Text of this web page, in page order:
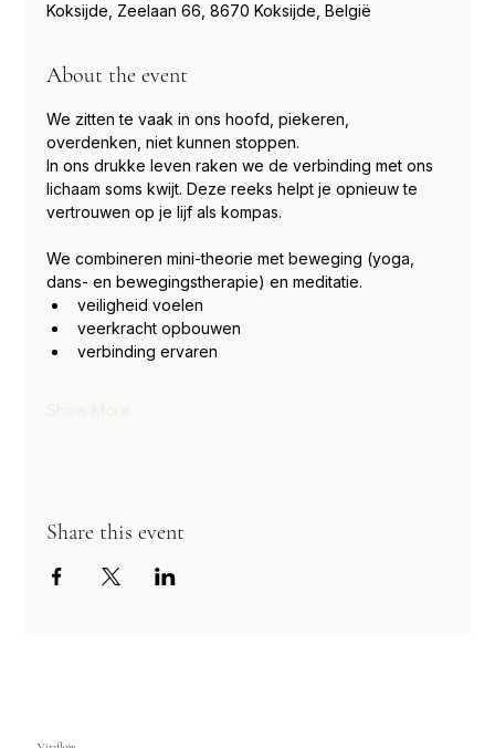
Koksijde, Zeelaan 66, 8670 Koksijde, België
About the event
We zitten te vaak in ons hoofd, piekeren,
overdenken, niet kunnen stoppen.
In ons drukke leven raken we de verbinding met ons
lichaam soms kwijt. Deze reeks helpt je opnieuw te
vertrouwen op je lijf als kompas.
We combineren mini-theorie met beweging (yoga,
dans- en bewegingstherapie) en meditatie.
veiligheid voelen
veerkracht opbouwen
verbinding ervaren
Share this event